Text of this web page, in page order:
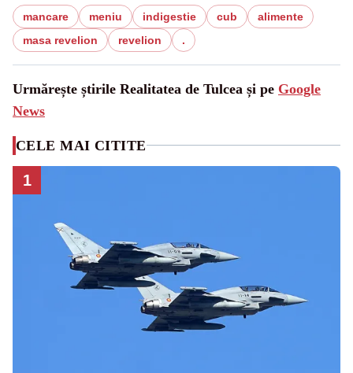
mancare meniu indigestie cub
alimente
masa revelion
revelion .
Urmărește știrile Realitatea de Tulcea și pe Google
News
CELE MAI CITITE
1